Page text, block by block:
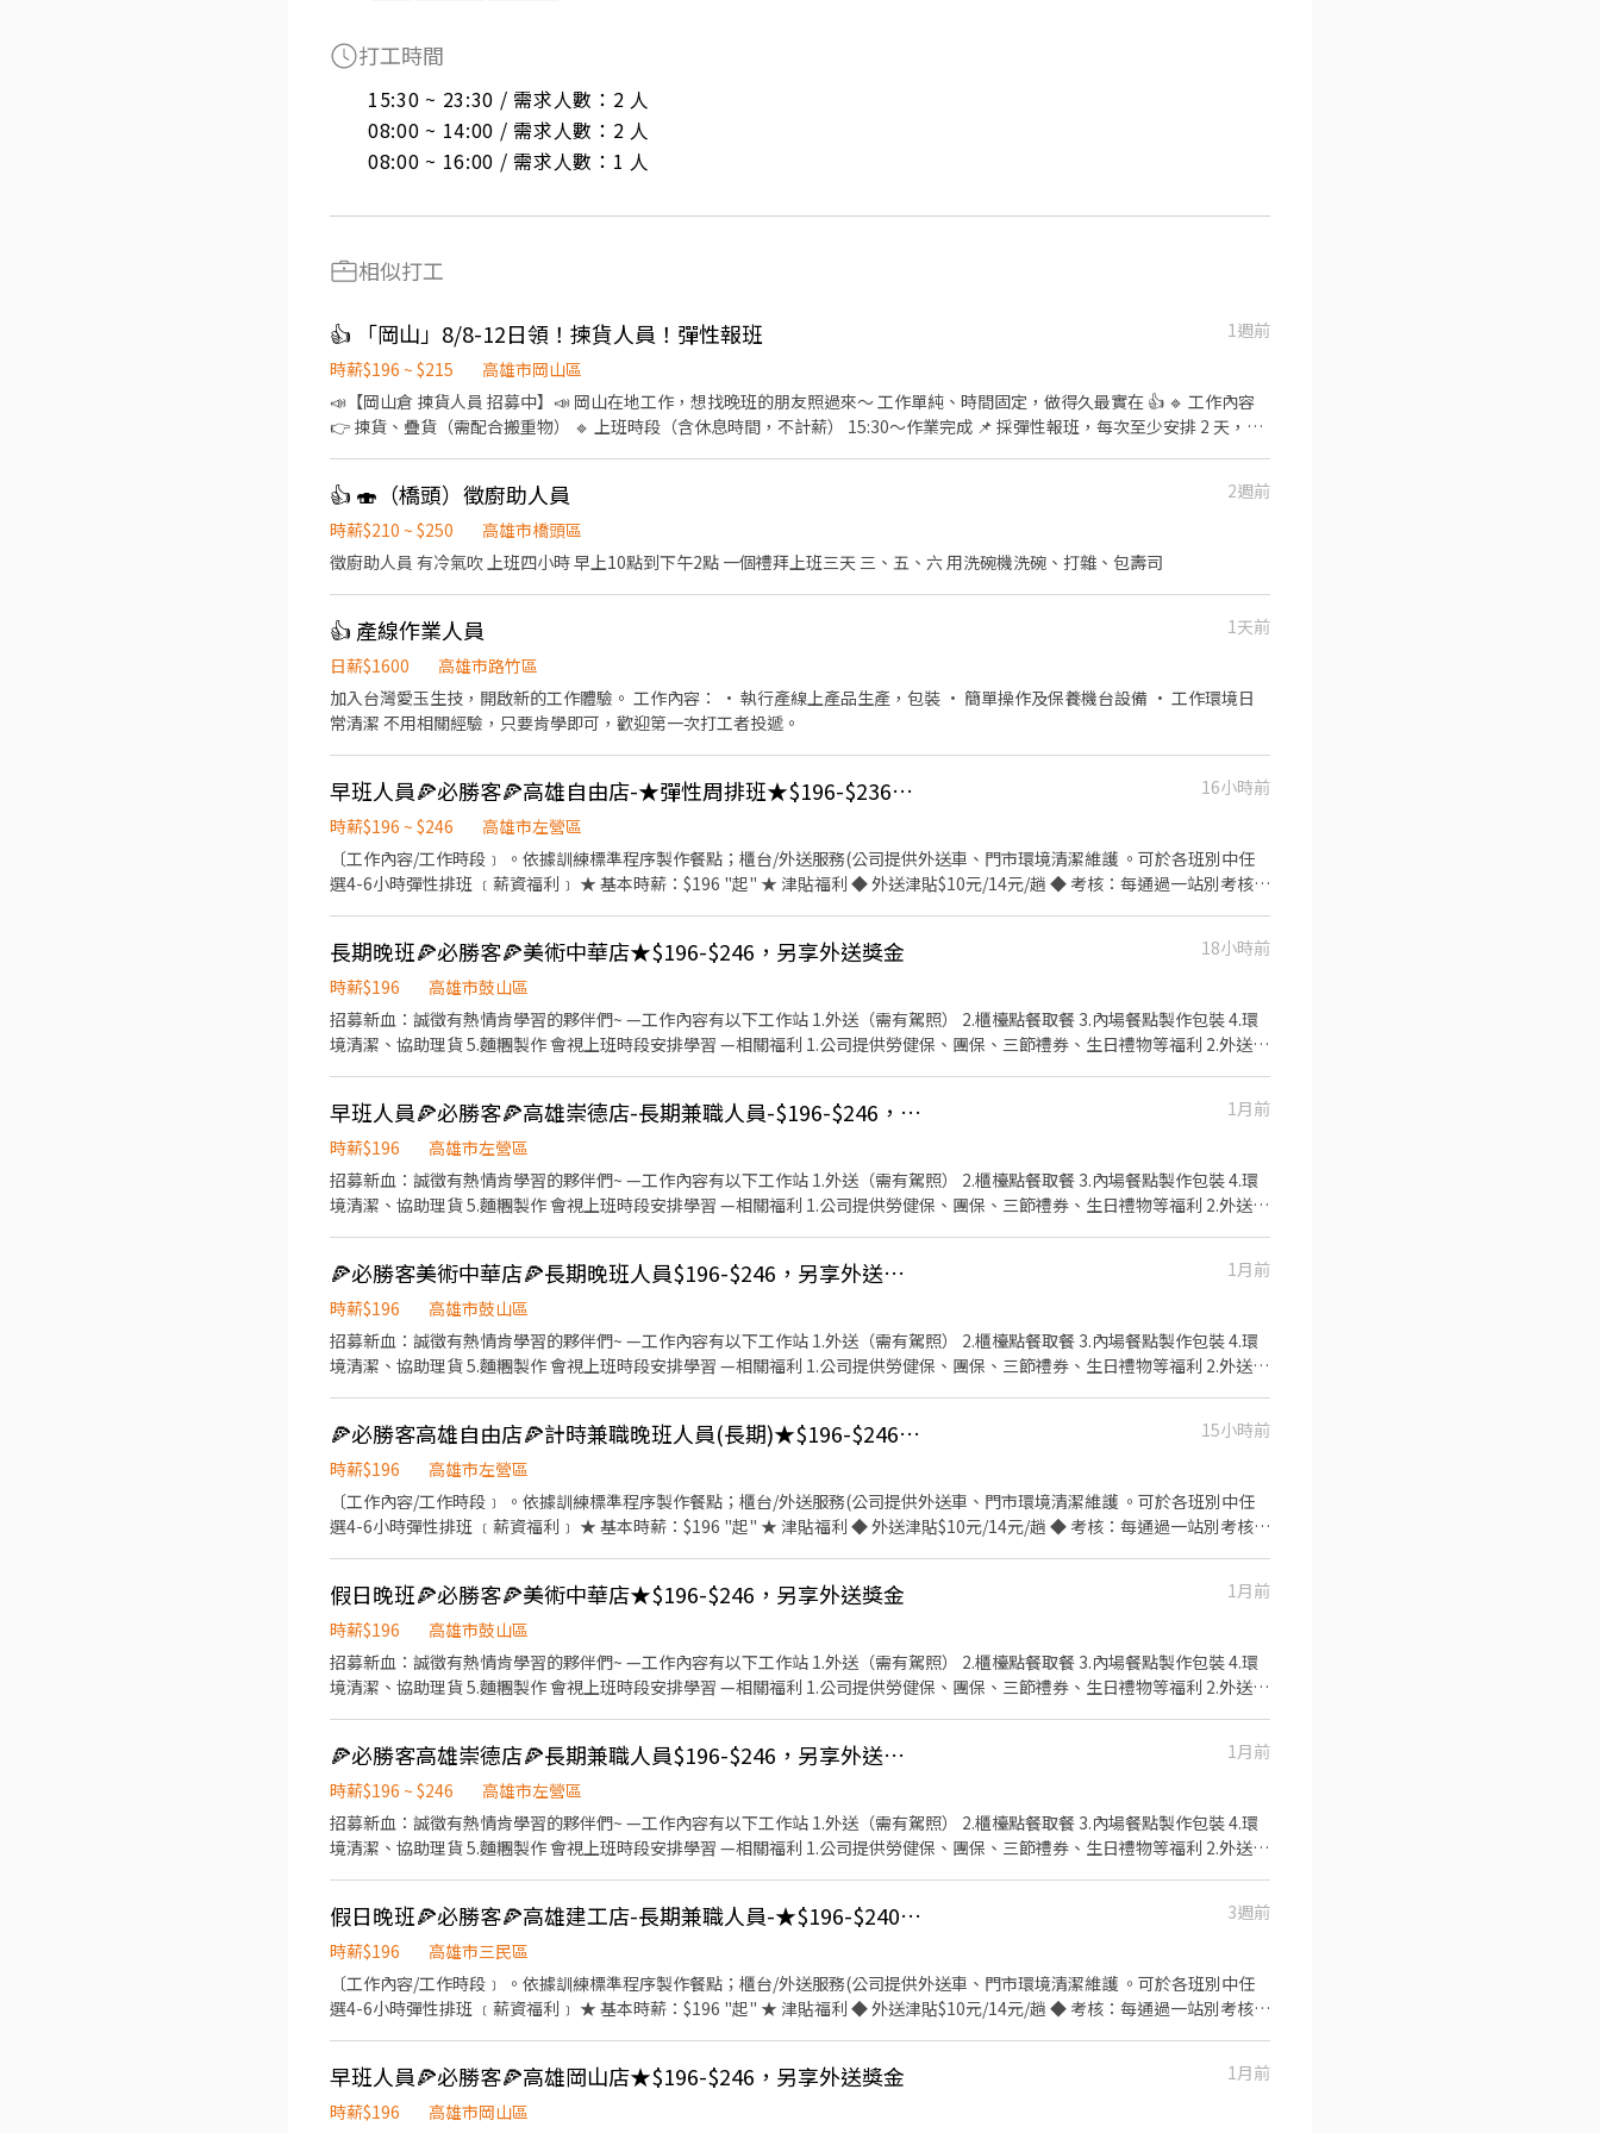
打工時間
15:30 ~ 23:30 / 需求人數：2 人
08:00 ~ 14:00 / 需求人數：2 人
08:00 ~ 16:00 / 需求人數：1 人
相似打工
👍 「岡山」8/8-12日領！揀貨人員！彈性報班
1週前
時薪$196 ~ $215
高雄市岡山區
📣【岡山倉 揀貨人員 招募中】📣 岡山在地工作，想找晚班的朋友照過來～ 工作單純、時間固定，做得久最實在 👍 🔹 工作內容
👉 揀貨、疊貨（需配合搬重物） 🔹 上班時段（含休息時間，不計薪） 15:30～作業完成 📌 採彈性報班，每次至少安排 2 天，方
👍 🍣（橋頭）徵廚助人員
2週前
時薪$210 ~ $250
高雄市橋頭區
徵廚助人員 有冷氣吹 上班四小時 早上10點到下午2點 一個禮拜上班三天 三、五、六 用洗碗機洗碗、打雜、包壽司
👍 產線作業人員
1天前
日薪$1600
高雄市路竹區
加入台灣愛玉生技，開啟新的工作體驗。 工作內容： • 執行產線上產品生產，包裝 • 簡單操作及保養機台設備 • 工作環境日
常清潔 不用相關經驗，只要肯學即可，歡迎第一次打工者投遞。
早班人員🍕必勝客🍕高雄自由店-★彈性周排班★$196-$236另享外送獎金
16小時前
時薪$196 ~ $246
高雄市左營區
〔工作內容/工作時段﹞ 。依據訓練標準程序製作餐點；櫃台/外送服務(公司提供外送車、門市環境清潔維護 。可於各班別中任
選4-6小時彈性排班 ﹝薪資福利﹞ ★ 基本時薪：$196 "起" ★ 津貼福利 ◆ 外送津貼$10元/14元/趟 ◆ 考核：每通過一站別考核即
訊，除了自用也能分享給親友共享唷 ◆ 生日/節慶禮卷： 你生日我慶祝，生日當月我們提供你品牌禮卷 讓生日更有溫度 你過節我
共歡，重要節慶我們提供你福利禮券 好好與家人歡慶 你旅遊我贊助，每年職福會提供你旅遊津貼 好好享受幸福人生 ◎ 詳細工作
時間於面試時告知
長期晚班🍕必勝客🍕美術中華店★$196-$246，另享外送獎金
18小時前
時薪$196
高雄市鼓山區
招募新血：誠徵有熱情肯學習的夥伴們~ —工作內容有以下工作站 1.外送（需有駕照） 2.櫃檯點餐取餐 3.內場餐點製作包裝 4.環
境清潔、協助理貨 5.麵糰製作 會視上班時段安排學習 —相關福利 1.公司提供勞健保、團保、三節禮券、生日禮物等福利 2.外送享
3天 #適合學生賺零花錢或需兼職工作者 #需長期（至少1年起），且國定連假，或重大節日（母親節跨年過年等）需配合上班 #
錄取者需自費做一般+供膳體檢(約$1000-1200) #薪資每半個月10號 25號各領一次，帳戶薪轉，需準備國泰銀行帳戶 以上條件接
受者歡迎應徵😃
早班人員🍕必勝客🍕高雄崇德店-長期兼職人員-$196-$246，另享外送獎金
1月前
時薪$196
高雄市左營區
招募新血：誠徵有熱情肯學習的夥伴們~ —工作內容有以下工作站 1.外送（需有駕照） 2.櫃檯點餐取餐 3.內場餐點製作包裝 4.環
境清潔、協助理貨 5.麵糰製作 會視上班時段安排學習 —相關福利 1.公司提供勞健保、團保、三節禮券、生日禮物等福利 2.外送享
3天 #適合學生賺零花錢或需兼職工作者 #需長期（至少1年起），且國定連假，或重大節日（母親節跨年過年等）需配合上班 #
錄取者需自費做一般+供膳體檢(約$1000-1200) #薪資每半個月10號/25號各領一次，帳戶薪轉，需準備國泰銀行帳戶 以上條件接
受者歡迎應徵😃
🍕必勝客美術中華店🍕長期晚班人員$196-$246，另享外送獎金💰
1月前
時薪$196
高雄市鼓山區
招募新血：誠徵有熱情肯學習的夥伴們~ —工作內容有以下工作站 1.外送（需有駕照） 2.櫃檯點餐取餐 3.內場餐點製作包裝 4.環
境清潔、協助理貨 5.麵糰製作 會視上班時段安排學習 —相關福利 1.公司提供勞健保、團保、三節禮券、生日禮物等福利 2.外送享
3天 #適合學生賺零花錢或需兼職工作者 #需長期（至少1年起），且國定連假，或重大節日（母親節/跨年/過年等）需配合上班 #
錄取者需自費做一般+供膳體檢(約$1000-1200) #薪資每半個月10號 25號各領一次，帳戶薪轉，需準備國泰銀行帳戶 以上條件接
受者歡迎應徵😃
🍕必勝客高雄自由店🍕計時兼職晚班人員(長期)★$196-$246，另享外送獎金💰
15小時前
時薪$196
高雄市左營區
〔工作內容/工作時段﹞ 。依據訓練標準程序製作餐點；櫃台/外送服務(公司提供外送車、門市環境清潔維護 。可於各班別中任
選4-6小時彈性排班 ﹝薪資福利﹞ ★ 基本時薪：$196 "起" ★ 津貼福利 ◆ 外送津貼$10元/14元/趟 ◆ 考核：每通過一站別考核即
訊，除了自用也能分享給親友共享唷 ◆ 生日/節慶禮卷： 你生日我慶祝，生日當月我們提供你品牌禮卷 讓生日更有溫度 你過節我
共歡，重要節慶我們提供你福利禮券 好好與家人歡慶 你旅遊我贊助，每年職福會提供你旅遊津貼 好好享受幸福人生 ◎ 詳細工作
時間於面試時告知
假日晚班🍕必勝客🍕美術中華店★$196-$246，另享外送獎金
1月前
時薪$196
高雄市鼓山區
招募新血：誠徵有熱情肯學習的夥伴們~ —工作內容有以下工作站 1.外送（需有駕照） 2.櫃檯點餐取餐 3.內場餐點製作包裝 4.環
境清潔、協助理貨 5.麵糰製作 會視上班時段安排學習 —相關福利 1.公司提供勞健保、團保、三節禮券、生日禮物等福利 2.外送享
3天 #適合學生賺零花錢或需兼職工作者 #需長期（至少1年起），且國定連假，或重大節日（母親節跨年過年等）需配合上班 #
錄取者需自費做一般+供膳體檢(約$1000-1200) #薪資每半個月10號 25號各領一次，帳戶薪轉，需準備國泰銀行帳戶 以上條件接
受者歡迎應徵😃
🍕必勝客高雄崇德店🍕長期兼職人員$196-$246，另享外送獎金💰
1月前
時薪$196 ~ $246
高雄市左營區
招募新血：誠徵有熱情肯學習的夥伴們~ —工作內容有以下工作站 1.外送（需有駕照） 2.櫃檯點餐取餐 3.內場餐點製作包裝 4.環
境清潔、協助理貨 5.麵糰製作 會視上班時段安排學習 —相關福利 1.公司提供勞健保、團保、三節禮券、生日禮物等福利 2.外送享
3天 #適合學生賺零花錢或需兼職工作者 #需長期（至少1年起），且國定連假，或重大節日（母親節跨年過年等）需配合上班 #
錄取者需自費做一般+供膳體檢(約$1000-1200) #薪資每半個月10號 25號各領一次，帳戶薪轉，需準備國泰銀行帳戶 以上條件接
受者歡迎應徵😃
假日晚班🍕必勝客🍕高雄建工店-長期兼職人員-★$196-$240，另享外送獎金💰
3週前
時薪$196
高雄市三民區
〔工作內容/工作時段﹞ 。依據訓練標準程序製作餐點；櫃台/外送服務(公司提供外送車、門市環境清潔維護 。可於各班別中任
選4-6小時彈性排班 ﹝薪資福利﹞ ★ 基本時薪：$196 "起" ★ 津貼福利 ◆ 外送津貼$10元/14元/趟 ◆ 考核：每通過一站別考核即
訊，除了自用也能分享給親友共享唷 ◆ 生日/節慶禮卷： 你生日我慶祝，生日當月我們提供你品牌禮卷 讓生日更有溫度 你過節我
共歡，重要節慶我們提供你福利禮券 好好與家人歡慶 你旅遊我贊助，每年職福會提供你旅遊津貼 好好享受幸福人生 ◎ 詳細工作
早班人員🍕必勝客🍕高雄岡山店★$196-$246，另享外送獎金
1月前
時薪$196
高雄市岡山區